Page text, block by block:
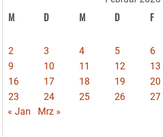
M D M D F
2
3 4 5 6
9
10 11 12 13
16
17 18 19 20
23
24 25 26 27
« Jan
Mrz »